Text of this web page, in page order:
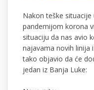
Nakon teške
pandemijom korona
situaciju da nas avio
najavama novih linija
tako objavio da će
jedan iz Banja Luke: